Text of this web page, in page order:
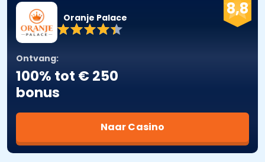
8,8
Oranje Palace
Ontvang:
100% tot € 250
bonus
Naar Casino